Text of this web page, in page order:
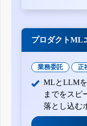
プロダクトML
業務委託 正
MLとLLM
までをスピ
落とし込む